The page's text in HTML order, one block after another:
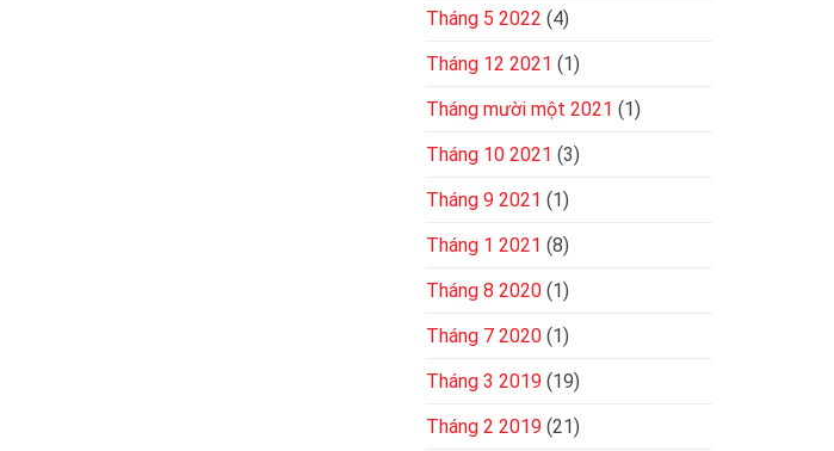
Tháng 5 2022 (4)
Tháng 12 2021 (1)
Tháng mười một 2021 (1)
Tháng 10 2021 (3)
Tháng 9 2021 (1)
Tháng 1 2021 (8)
Tháng 8 2020 (1)
Tháng 7 2020 (1)
Tháng 3 2019 (19)
Tháng 2 2019 (21)